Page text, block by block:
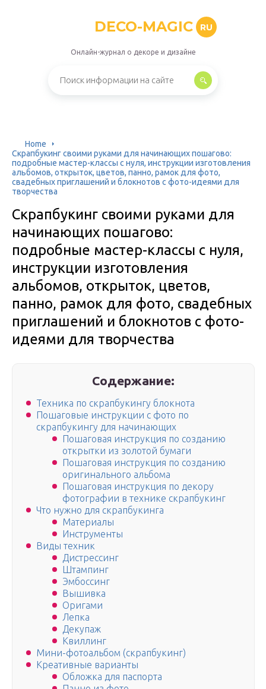
DECO-MAGIC RU
Онлайн-журнал о декоре и дизайне
Home
Скрапбукинг своими руками для начинающих пошагово:
подробные мастер-классы с нуля, инструкции изготовления
альбомов, открыток, цветов, панно, рамок для фото,
свадебных приглашений и блокнотов с фото-идеями для
творчества
Скрапбукинг своими руками для
начинающих пошагово:
подробные мастер-классы с нуля,
инструкции изготовления
альбомов, открыток, цветов,
панно, рамок для фото, свадебных
приглашений и блокнотов с фото-
идеями для творчества
Содержание:
Техника по скрапбукингу блокнота
Пошаговые инструкции с фото по
скрапбукингу для начинающих
Пошаговая инструкция по созданию
открытки из золотой бумаги
Пошаговая инструкция по созданию
оригинального альбома
Пошаговая инструкция по декору
фотографии в технике скрапбукинг
Что нужно для скрапбукинга
Материалы
Инструменты
Виды техник
Дистрессинг
Штампинг
Эмбоссинг
Вышивка
Оригами
Лепка
Декупаж
Квиллинг
Мини-фотоальбом (скрапбукинг)
Креативные варианты
Обложка для паспорта